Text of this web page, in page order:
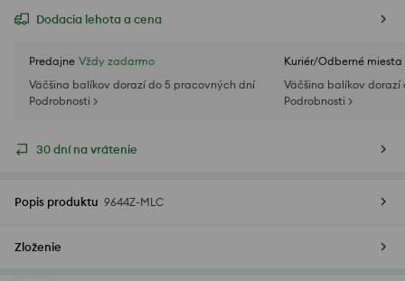
Dodacia lehota a cena
Predajne Vždy zadarmo
Väčšina balíkov dorazí do 5 pracovných dní
Podrobnosti >
Kuriér/Odberné miesta
Väčšina balíkov
Podrobnosti >
30 dní na vrátenie
Popis produktu 9644Z-MLC
Zloženie